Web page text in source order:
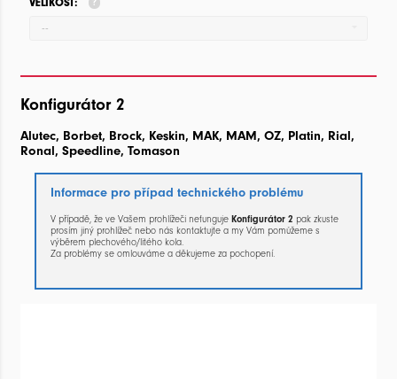
--
Konfigurátor 2
Alutec, Borbet, Brock, Keskin, MAK, MAM, OZ, Platin, Rial,
Ronal, Speedline, Tomason
Informace pro případ technického problému
V případě, že ve Vašem prohlížeči nefunguje Konfigurátor 2 pak zkuste
prosím jiný prohlížeč nebo nás kontaktujte a my Vám pomůžeme s
výběrem plechového/litého kola.
Za problémy se omlouváme a děkujeme za pochopení.